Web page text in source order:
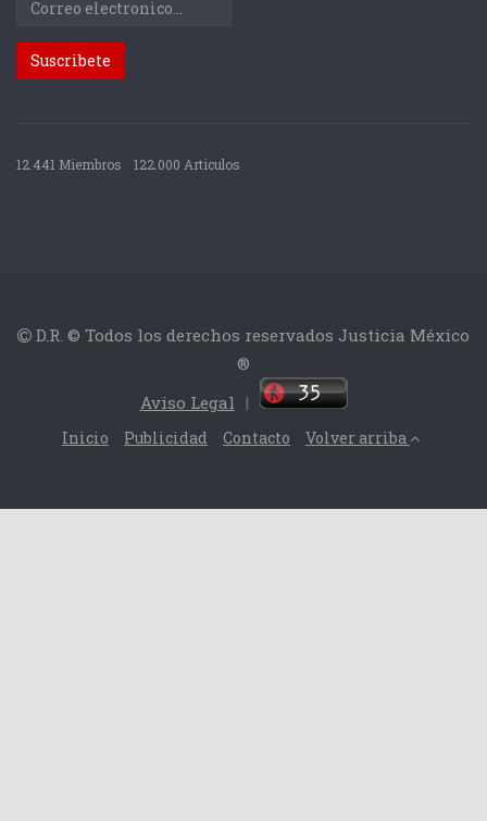
12.441 Miembros 122.000 Articulos
D.R. © Todos los derechos reservados Justicia México
®
Aviso Legal |
Inicio Publicidad Contacto Volver arriba